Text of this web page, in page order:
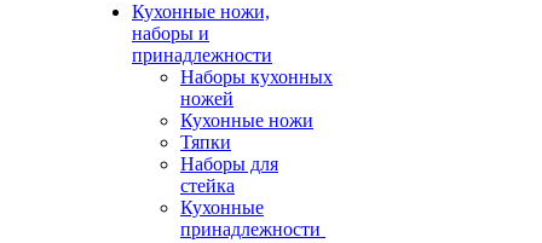
Кухонные ножи,
наборы и
принадлежности
Наборы кухонных
ножей
Кухонные ножи
Тяпки
Наборы для
стейка
Кухонные
принадлежности